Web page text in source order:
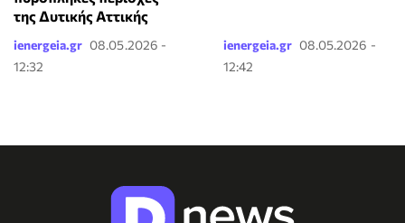
της Δυτικής Αττικής
ienergeia.gr 08.05.2026 -
12:32
ienergeia.gr 08.05.2026 -
12:42